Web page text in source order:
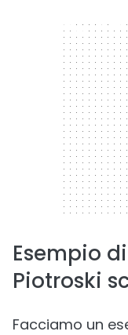
300 x 250
Esempio
Piotroski
Facciamo un